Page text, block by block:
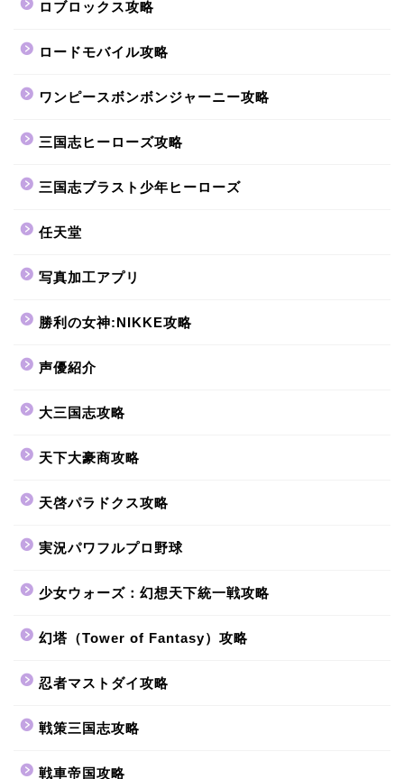
ロブロックス攻略
ロードモバイル攻略
ワンピースボンボンジャーニー攻略
三国志ヒーローズ攻略
三国志ブラスト少年ヒーローズ
任天堂
写真加工アプリ
勝利の女神:NIKKE攻略
声優紹介
大三国志攻略
天下大豪商攻略
天啓パラドクス攻略
実況パワフルプロ野球
少女ウォーズ：幻想天下統一戦攻略
幻塔（Tower of Fantasy）攻略
忍者マストダイ攻略
戦策三国志攻略
戦車帝国攻略